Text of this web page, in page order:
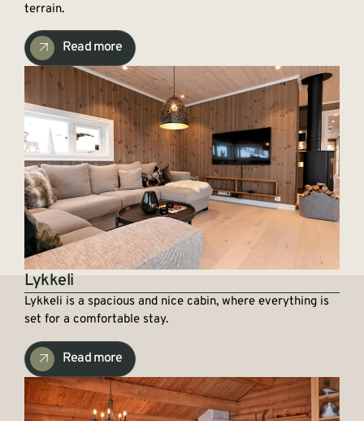
terrain.
Read more
Lykkeli
Lykkeli is a spacious and nice cabin, where everything is
set for a comfortable stay.
Read more